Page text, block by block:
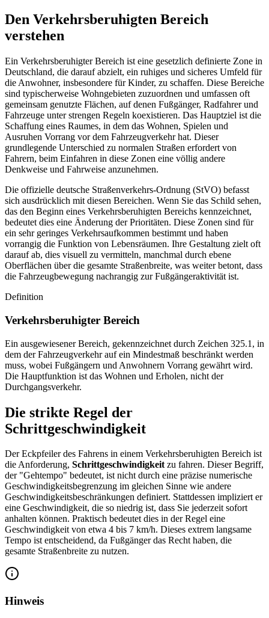
Den Verkehrsberuhigten Bereich
verstehen
Ein Verkehrsberuhigter Bereich ist eine gesetzlich definierte Zone in
Deutschland, die darauf abzielt, ein ruhiges und sicheres Umfeld für
die Anwohner, insbesondere für Kinder, zu schaffen. Diese Bereiche
sind typischerweise Wohngebieten zuzuordnen und umfassen oft
gemeinsam genutzte Flächen, auf denen Fußgänger, Radfahrer und
Fahrzeuge unter strengen Regeln koexistieren. Das Hauptziel ist die
Schaffung eines Raumes, in dem das Wohnen, Spielen und
Ausruhen Vorrang vor dem Fahrzeugverkehr hat. Dieser
grundlegende Unterschied zu normalen Straßen erfordert von
Fahrern, beim Einfahren in diese Zonen eine völlig andere
Denkweise und Fahrweise anzunehmen.
Die offizielle deutsche Straßenverkehrs-Ordnung (StVO) befasst
sich ausdrücklich mit diesen Bereichen. Wenn Sie das Schild sehen,
das den Beginn eines Verkehrsberuhigten Bereichs kennzeichnet,
bedeutet dies eine Änderung der Prioritäten. Diese Zonen sind für
ein sehr geringes Verkehrsaufkommen bestimmt und haben
vorrangig die Funktion von Lebensräumen. Ihre Gestaltung zielt oft
darauf ab, dies visuell zu vermitteln, manchmal durch ebene
Oberflächen über die gesamte Straßenbreite, was weiter betont, dass
die Fahrzeugbewegung nachrangig zur Fußgängeraktivität ist.
Definition
Verkehrsberuhigter Bereich
Ein ausgewiesener Bereich, gekennzeichnet durch Zeichen 325.1, in
dem der Fahrzeugverkehr auf ein Mindestmaß beschränkt werden
muss, wobei Fußgängern und Anwohnern Vorrang gewährt wird.
Die Hauptfunktion ist das Wohnen und Erholen, nicht der
Durchgangsverkehr.
Die strikte Regel der
Schrittgeschwindigkeit
Der Eckpfeiler des Fahrens in einem Verkehrsberuhigten Bereich ist
die Anforderung, Schrittgeschwindigkeitzu fahren. Dieser Begriff,
der "Gehtempo" bedeutet, ist nicht durch eine präzise numerische
Geschwindigkeitsbegrenzung im gleichen Sinne wie andere
Geschwindigkeitsbeschränkungen definiert. Stattdessen impliziert er
eine Geschwindigkeit, die so niedrig ist, dass Sie jederzeit sofort
anhalten können. Praktisch bedeutet dies in der Regel eine
Geschwindigkeit von etwa 4 bis 7 km/h. Dieses extrem langsame
Tempo ist entscheidend, da Fußgänger das Recht haben, die
gesamte Straßenbreite zu nutzen.
Hinweis